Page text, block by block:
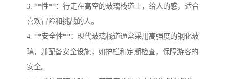
3. **性**：行走在高空的玻璃栈道上，给人的感，适合
喜欢冒险和挑战的人。
4. **安全性**：现代玻璃栈道通常采用高强度的钢化玻
璃，并配备安全设施，如护栏和定期检查，保障游客的
安全。